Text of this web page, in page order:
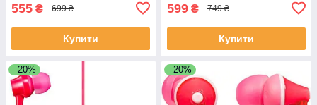
555 ₴ 699 ₴
Купити
599 ₴ 749 ₴
Купити
–20% –20%